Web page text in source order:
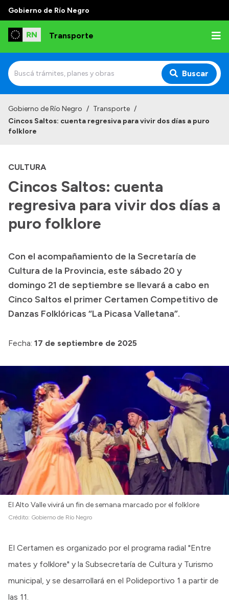
Gobierno de Río Negro
Transporte
Buscar
Institucional
Autoridades
Delegaciones
Normativa
Presupuesto
Boletín Oficial
Compras y licitaciones
Consulta de expedientes
Convocatorias
Intranet
Gobierno de Río Negro / Transporte /
Cincos Saltos: cuenta regresiva para vivir dos días a puro
folklore
CULTURA
Cincos Saltos: cuenta
regresiva para vivir dos días a
puro folklore
Con el acompañamiento de la Secretaría de
Cultura de la Provincia, este sábado 20 y
domingo 21 de septiembre se llevará a cabo en
Cinco Saltos el primer Certamen Competitivo de
Danzas Folklóricas “La Picasa Valletana”.
Fecha: 17 de septiembre de 2025
El Alto Valle vivirá un fin de semana marcado por el folklore
Crédito: Gobierno de Río Negro
El Certamen es organizado por el programa radial "Entre
mates y folklore" y la Subsecretaría de Cultura y Turismo
municipal, y se desarrollará en el Polideportivo 1 a partir de
las 11.